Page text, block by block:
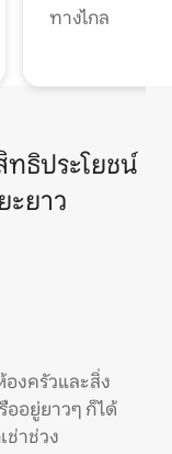
ทางไกล
ธิประโยชน์
ะยาว
งครัวและสิ่ง
ออยู่ยาวๆ ก็ได้
ช่าช่วง